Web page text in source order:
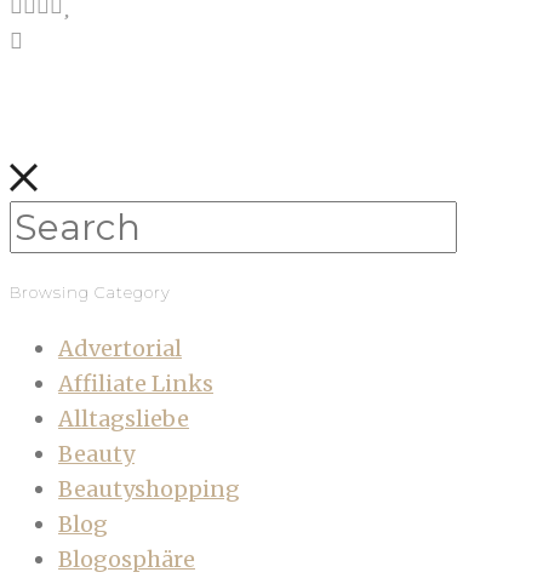
Browsing Category
Advertorial
Affiliate Links
Alltagsliebe
Beauty
Beautyshopping
Blog
Blogosphäre